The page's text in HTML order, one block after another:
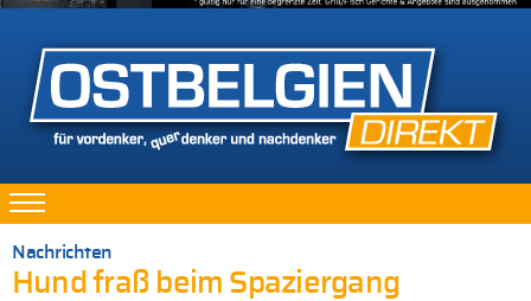
Nachrichten
Hund fraß beim Spaziergang